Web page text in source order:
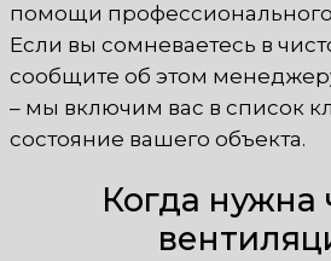
помощи
Если вы сомневаетесь в
сообщите об этом
– мы включим вас в список
состояние вашего объекта.
Когда нужна